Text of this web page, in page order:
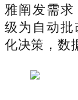
雅阐发需
级为自动
化决策，数